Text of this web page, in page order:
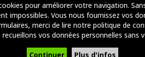
pour améliorer votre navigation.
impossibles. Vous nous fournissez vos
merci de lire notre politique de
recueillons vos données personnelles sans
Continuer Plus d'infos